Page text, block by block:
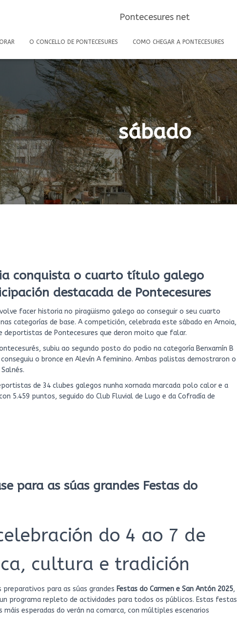
Pontecesures net
O CONCELLO DE PONTECESURES COMO CHEGAR A PONTECESURES
sábado
conquista o cuarto título galego
destacada de Pontecesures
facer historia no piragüismo galego ao conseguir o seu cuarto
categorías de base. A competición, celebrada este sábado en Arnoia,
de Pontecesures que deron moito que falar.
subiu ao segundo posto do podio na categoría Benxamín B
o bronce en Alevín A feminino. Ambas palistas demostraron o
de 34 clubes galegos nunha xornada marcada polo calor e a
5.459 puntos, seguido do Club Fluvial de Lugo e da Cofradía de
para as súas grandes Festas do
do 4 ao 7 de
cultura e tradición
para as súas grandes Festas do Carmen e San Antón 2025,
programa repleto de actividades para todos os públicos. Estas festas
esperadas do verán na comarca, con múltiples escenarios